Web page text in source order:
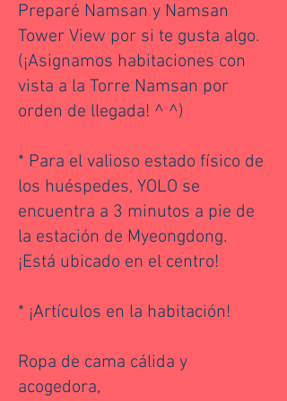
Preparé Namsan y Namsan
Tower View por si te gusta algo.
(¡Asignamos habitaciones con
vista a la Torre Namsan por
orden de llegada! ^ ^)
* Para el valioso estado físico de
los huéspedes, YOLO se
encuentra a 3 minutos a pie de
la estación de Myeongdong.
¡Está ubicado en el centro!
* ¡Artículos en la habitación!
Ropa de cama cálida y
acogedora,